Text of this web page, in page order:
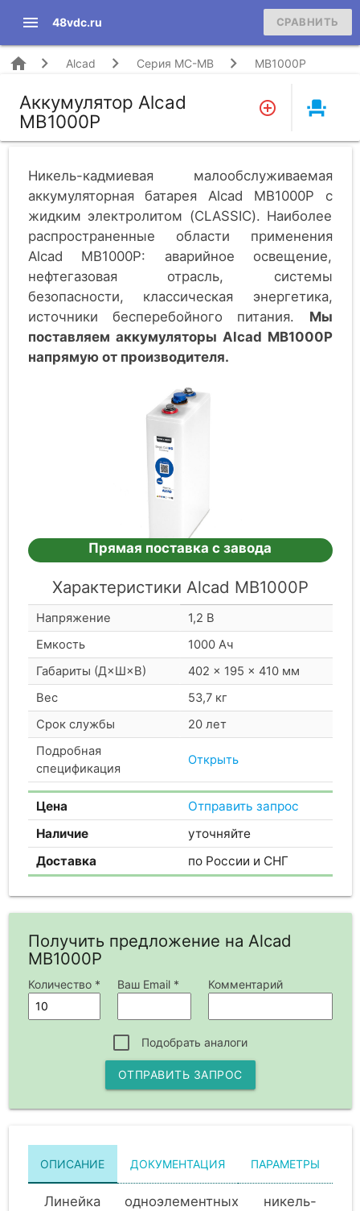
menu 48vdc.ru СРАВНИТЬ
home Alcad Серия MC-MB MB1000P
Аккумулятор Alcad
MB1000P
event_seat
Никель-кадмиевая малообслуживаемая
аккумуляторная батарея Alcad MB1000P c
жидким электролитом (CLASSIC). Наиболее
распространенные области применения
Alcad MB1000P: аварийное освещение,
нефтегазовая отрасль, системы
безопасности, классическая энергетика,
источники бесперебойного питания.
Мы
поставляем аккумуляторы Alcad MB1000P
напрямую от производителя.
Прямая поставка с завода
Характеристики Alcad MB1000P
Напряжение
1,2 В
Емкость
1000 Ач
Габариты (Д×Ш×В)
402 × 195 × 410 мм
Вес
53,7 кг
Срок службы
20 лет
Подробная
спецификация
Открыть
Цена
Отправить запрос
Наличие
уточняйте
Доставка
по России и СНГ
Получить предложение на Alcad
MB1000P
Количество * Ваш Email * Комментарий
Подобрать аналоги
ОТПРАВИТЬ ЗАПРОС
ОПИСАНИЕ ДОКУМЕНТАЦИЯ ПАРАМЕТРЫ
Линейка одноэлементных никель-